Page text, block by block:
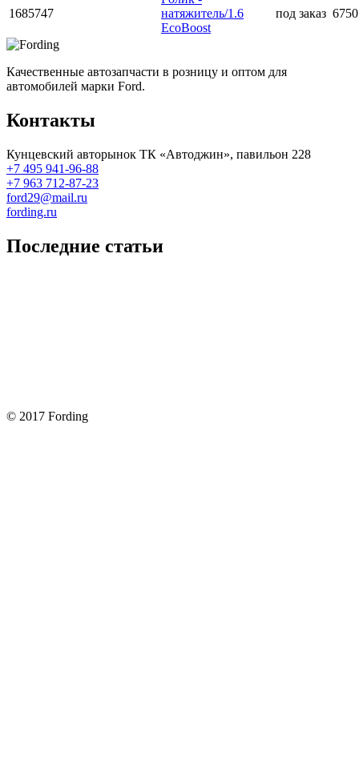
1685747
натяжитель/1.6
EcoBoost
под заказ
Качественные автозапчасти в розницу и оптом для
автомобилей марки Ford.
Контакты
Кунцевский авторынок ТК «Автоджин», павильон 228
+7 495 941-96-88
+7 963 712-87-23
ford29@mail.ru
fording.ru
Последние статьи
© 2017 Fording